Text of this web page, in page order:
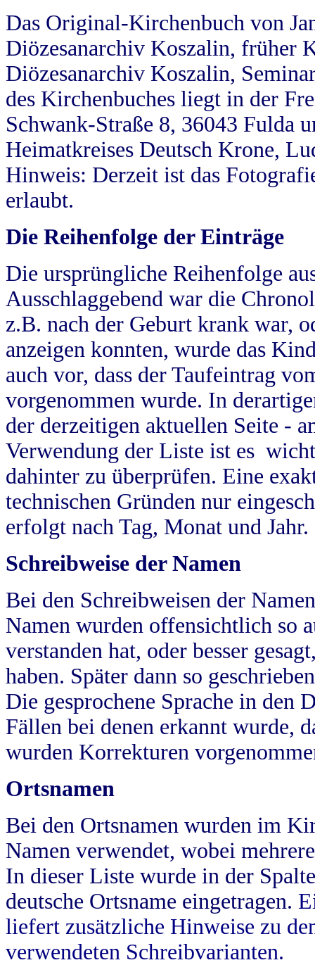
Das Original-Kirchenbuch von
Diözesanarchiv Koszalin, früher
Diözesanarchiv Koszalin,
des Kirchenbuches liegt in der
Schwank-Straße 8, 36043 Fulda
Heimatkreises Deutsch Krone,
Hinweis: Derzeit ist das
erlaubt.
Die Reihenfolge der Einträge
Die ursprüngliche Reihenfolge
Ausschlaggebend war die
z.B. nach der Geburt krank war,
anzeigen konnten, wurde das
auch vor, dass der Taufeintrag
vorgenommen wurde. In
der derzeitigen aktuellen Seite -
Verwendung der Liste ist es
dahinter zu überprüfen. Eine
technischen Gründen nur
erfolgt nach Tag, Monat und Jahr.
Schreibweise der Namen
Bei den Schreibweisen der
Namen wurden offensichtlich so
verstanden hat, oder besser
haben. Später dann so
Die gesprochene Sprache in
Fällen bei denen erkannt wurde,
wurden Korrekturen
Ortsnamen
Bei den Ortsnamen wurden im
Namen verwendet, wobei
In dieser Liste wurde in der
deutsche Ortsname eingetragen.
liefert zusätzliche Hinweise zu
verwendeten Schreibvarianten.